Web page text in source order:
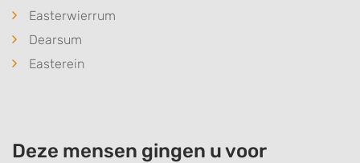
Easterwierrum
Dearsum
Easterein
Deze mensen gingen u voor